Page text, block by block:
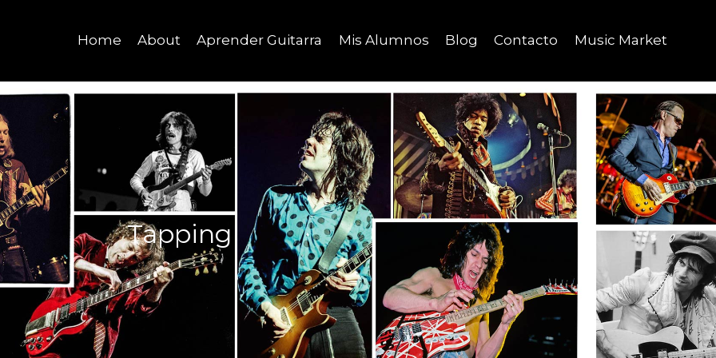
Home About Aprender Guitarra Mis Alumnos Blog Contacto Music Market
Tapping